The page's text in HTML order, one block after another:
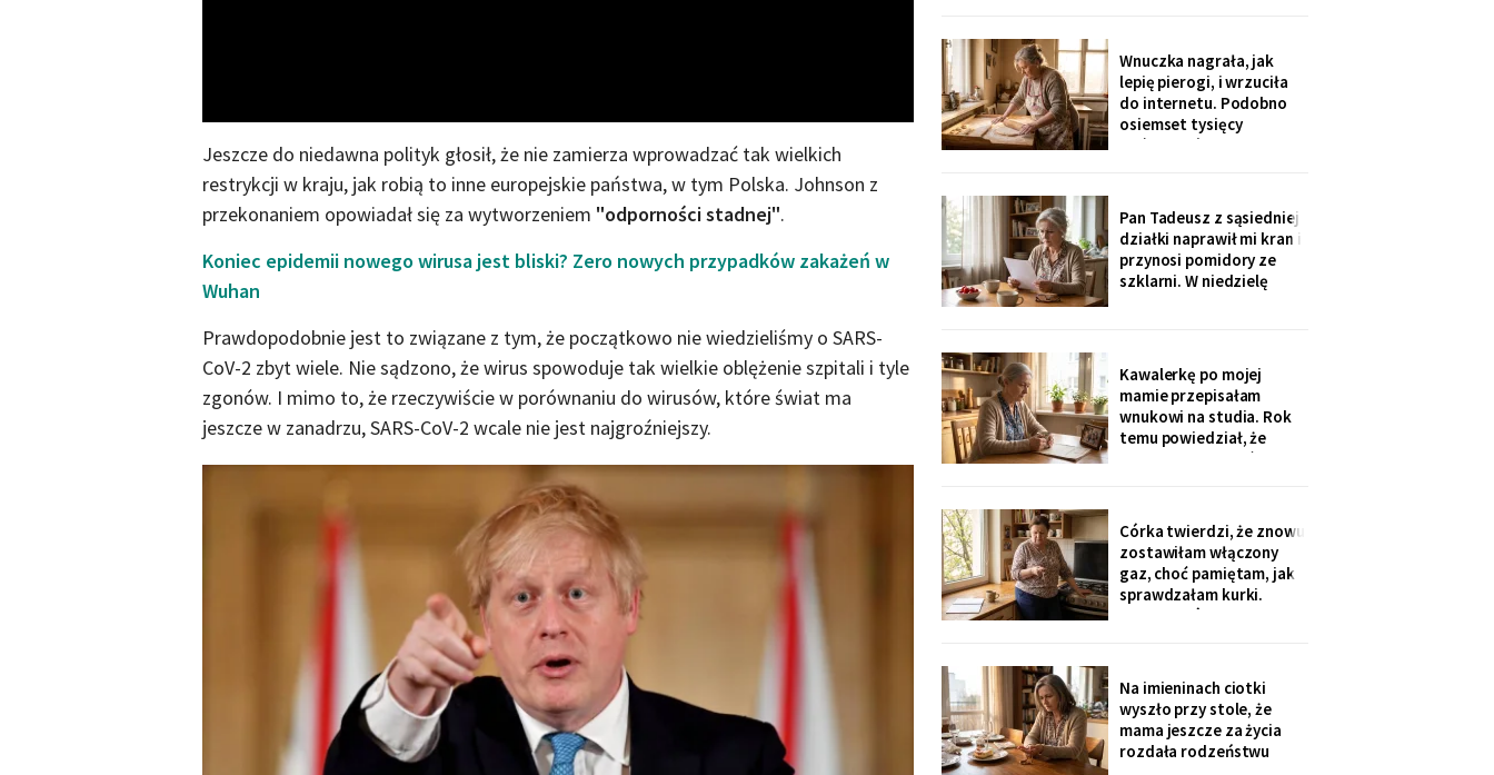
Jeszcze do niedawna polityk głosił, że nie zamierza wprowadzać tak wielkich
restrykcji w kraju, jak robią to inne europejskie państwa, w tym Polska. Johnson z
przekonaniem opowiadał się za wytworzeniem "odporności stadnej".
Koniec epidemii nowego wirusa jest bliski? Zero nowych przypadków zakażeń w
Wuhan
Prawdopodobnie jest to związane z tym, że początkowo nie wiedzieliśmy o SARS-
CoV-2 zbyt wiele. Nie sądzono, że wirus spowoduje tak wielkie oblężenie szpitali i tyle
zgonów. I mimo to, że rzeczywiście w porównaniu do wirusów, które świat ma
jeszcze w zanadrzu, SARS-CoV-2 wcale nie jest najgroźniejszy.
rozliczenie: „twoja
połowa za opiekunkę,
osiem tysięcy. Mama by
tak chciała".
Wnuczka nagrała, jak
lepię pierogi, i wrzuciła
do internetu. Podobno
osiemset tysięcy
wyświetleń - ludzie z
babcie. Córka obejrzała
dwa razy i powiedziała
tylko: „Mamo, mogłaś
chociaż zdjąć ten stary
fartuch".
Pan Tadeusz z sąsiedniej
działki naprawił mi kran i
przynosi pomidory ze
szklarni. W niedzielę
przyszłości". Syn położył
na stole kartkę z
punktami. Pierwszy
przeczytałam do góry
nogami
Kawalerkę po mojej
mamie przepisałam
wnukowi na studia. Rok
temu powiedział, że
musiał ją sprzedać, „bo
spotkałam dawną
sąsiadkę stamtąd: „Co
weekend inni ludzie z
walizkami, klucze w
skrzynce na szyfr.
Córka twierdzi, że znowu
zostawiłam włączony
gaz, choć pamiętam, jak
sprawdzałam kurki.
Klucze, które „zgubiłam",
sąsiadka wspomniała, że
córka była u mnie we
wtorek - kiedy ja
siedziałam w przychodni.
Nigdy nie dawałam
Na imieninach ciotki
wyszło przy stole, że
mama jeszcze za życia
rozdała rodzeństwu